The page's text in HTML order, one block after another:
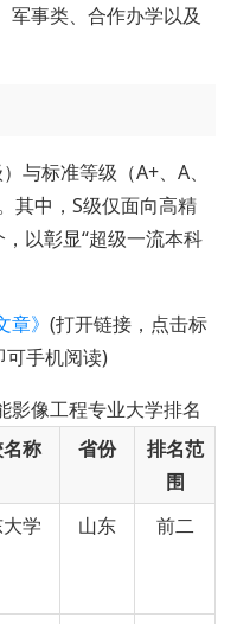
军事类、合作办学以及
与标准等级（A+、A、
其中，S级仅面向高精
以彰显“超级一流本科
》 (打开链接，点击标
可手机阅读)
影像工程专业大学排名
称 省份
排名范
围
学 山东 前二